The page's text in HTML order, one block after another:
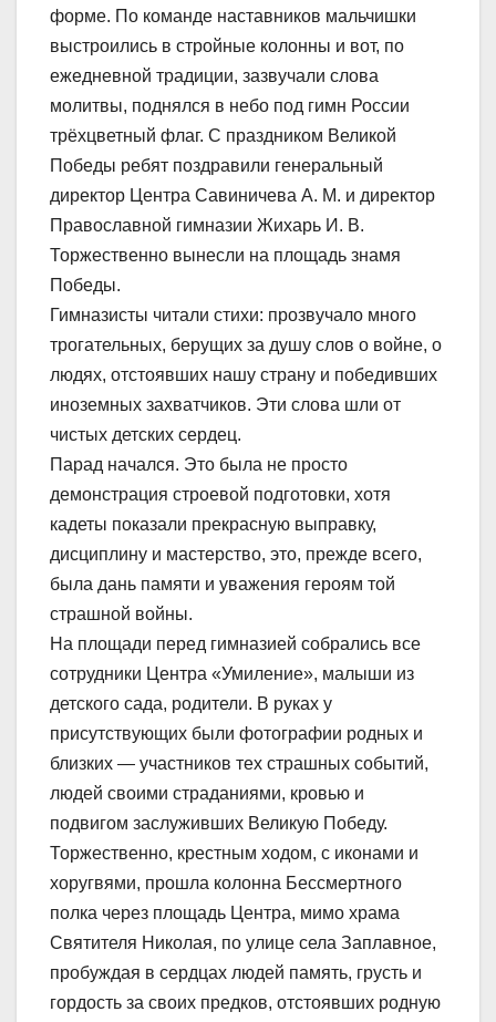
форме. По команде наставников мальчишки
выстроились в стройные колонны и вот, по
ежедневной традиции, зазвучали слова
молитвы, поднялся в небо под гимн России
трёхцветный флаг. С праздником Великой
Победы ребят поздравили генеральный
директор Центра Савиничева А. М. и директор
Православной гимназии Жихарь И. В.
Торжественно вынесли на площадь знамя
Победы.
Гимназисты читали стихи: прозвучало много
трогательных, берущих за душу слов о войне, о
людях, отстоявших нашу страну и победивших
иноземных захватчиков. Эти слова шли от
чистых детских сердец.
Парад начался. Это была не просто
демонстрация строевой подготовки, хотя
кадеты показали прекрасную выправку,
дисциплину и мастерство, это, прежде всего,
была дань памяти и уважения героям той
страшной войны.
На площади перед гимназией собрались все
сотрудники Центра «Умиление», малыши из
детского сада, родители. В руках у
присутствующих были фотографии родных и
близких — участников тех страшных событий,
людей своими страданиями, кровью и
подвигом заслуживших Великую Победу.
Торжественно, крестным ходом, с иконами и
хоругвями, прошла колонна Бессмертного
полка через площадь Центра, мимо храма
Святителя Николая, по улице села Заплавное,
пробуждая в сердцах людей память, грусть и
гордость за своих предков, отстоявших родную